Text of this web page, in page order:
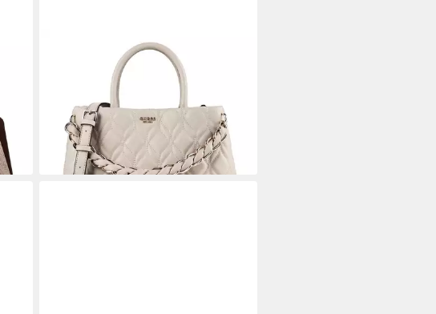
Henkeltasche Maxine, Polyurethan
ab 121,95 € UVP
lieferbar - in 2-3 Werktagen bei dir